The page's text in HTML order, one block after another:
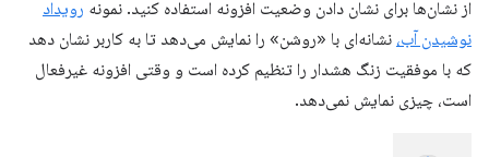
از نشان‌ها برای نشان دادن وضعیت افزونه استفاده کنید. نمونه رویداد
نوشیدن آب، نشانه‌ای با «روشن» را نمایش می‌دهد تا به کاربر نشان دهد
که با موفقیت زنگ هشدار را تنظیم کرده است و وقتی افزونه غیرفعال
است، چیزی نمایش نمی‌دهد.